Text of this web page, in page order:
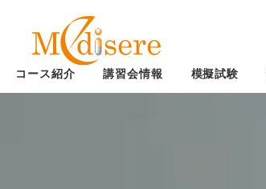
コース紹介 講習会情報 模擬試験